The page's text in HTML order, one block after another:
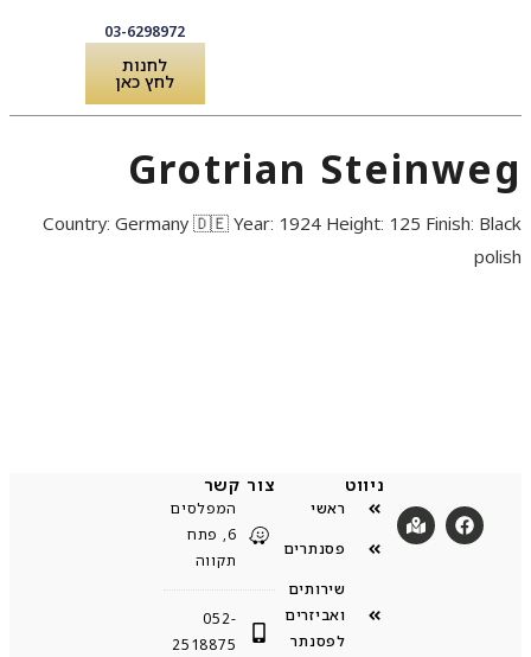
03-6298972
לחנות
לחץ כאן
Grotrian Steinweg
Country: Germany 🇩🇪 Year: 1924 Height: 125 Finish: Black
polish
ניווט
ראשי
פסנתרים
שירותים
ואביזרים
לפסנתר
צור קשר
המפלסים
6, פתח
תקווה
052-
2518875